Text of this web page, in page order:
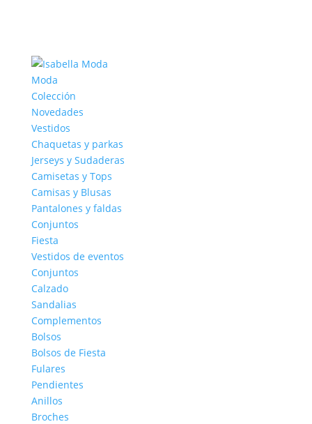
Moda
Colección
Novedades
Vestidos
Chaquetas y parkas
Jerseys y Sudaderas
Camisetas y Tops
Camisas y Blusas
Pantalones y faldas
Conjuntos
Fiesta
Vestidos de eventos
Conjuntos
Calzado
Sandalias
Complementos
Bolsos
Bolsos de Fiesta
Fulares
Pendientes
Anillos
Broches